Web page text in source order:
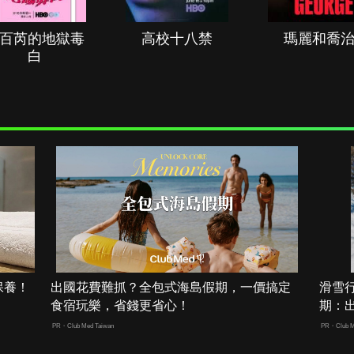
芮的地獄毒
白
高校十八禁 瑪麗和喬治
！
出國花費難抓？全包式海島假期，一價搞定
食宿玩樂，省錢更省心！
PR・Club Med Taiwan
滑雪
期：
PR・Club